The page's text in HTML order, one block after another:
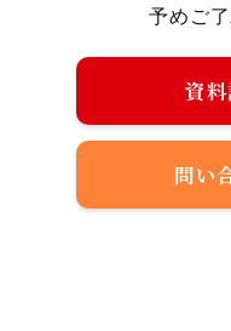
予めご
資
問い